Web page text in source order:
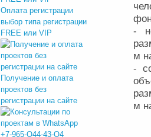
Оплата регистрации
выбор типа регистрации
FREE или VIP
Получение и оплата
проектов без
регистрации на сайте
-
м
-
м